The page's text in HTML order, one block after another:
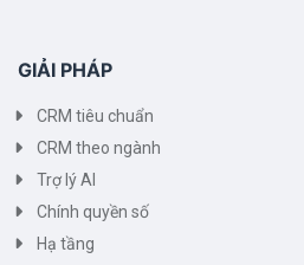
GIẢI PHÁP
CRM tiêu chuẩn
CRM theo ngành
Trợ lý AI
Chính quyền số
Hạ tầng